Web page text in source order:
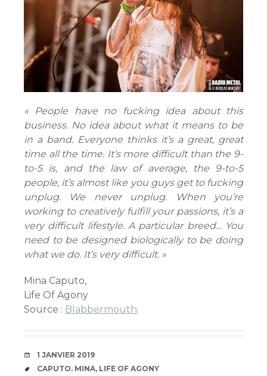
« People have no fucking idea about this
business. No idea about what it means to be
in a band. Everyone thinks it’s a great, great
time all the time. It’s more difficult than the 9-
to-5 is, and the law of average, the 9-to-5
people, it’s almost like you guys get to fucking
unplug. We never unplug. When you’re
working to creatively fulfill your passions, it’s a
very difficult lifestyle. A particular breed… You
need to be designed biologically to be doing
what we do. It’s very difficult. »
Mina Caputo,
Life Of Agony
Source : Blabbermouth.
DATE
1 JANVIER 2019
ÉTIQUETTES
CAPUTO. MINA, LIFE OF AGONY